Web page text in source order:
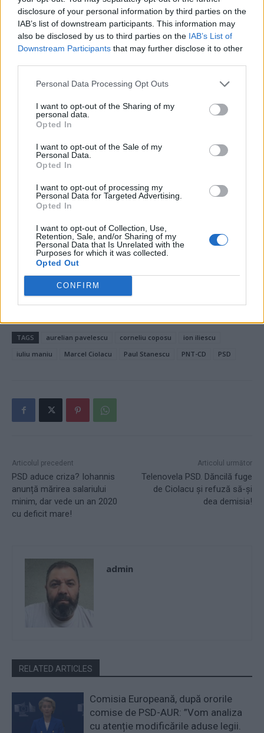
disclosure of your personal information by third parties on the
IAB’s list of downstream participants. This information may
also be disclosed by us to third parties on the IAB’s List of
Downstream Participants that may further disclose it to other
Personal Data Processing Opt Outs
I want to opt-out of the Sharing of my
personal data.
Opted In
I want to opt-out of the Sale of my
Personal Data.
Opted In
I want to opt-out of processing my
Personal Data for Targeted Advertising.
Opted In
I want to opt-out of Collection, Use,
Retention, Sale, and/or Sharing of my
Personal Data that Is Unrelated with the
Purposes for which it was collected.
Opted Out
CONFIRM
Birchall are dovada: Dăncilă a vrut Ordonanța
13, conform mesajelor schimbate de cele două
în februarie 2017
Jaful României prin metoda „Al Capone” şi
după PSD
Un nou „caz Sorina”, în Caraş Severin! Încă o
asistentă maternală blochează, în faţa casei, o
Guvernul PNL distruge conspirația construită
de Dragnea la CEDO împotriva statului român
- Advertisement -
TAGS aurelian pavelescu corneliu coposu
ion iliescu
iuliu maniu
Marcel Ciolacu Paul Stanescu PNT-CD PSD
Articolul precedent
PSD aduce criza? Iohannis
anunță mărirea salariului
minim, dar vede un an 2020
cu deficit mare!
Articolul următor
Telenovela PSD. Dăncilă fuge
de Ciolacu și refuză să-și
dea demisia!
admin
RELATED ARTICLES
Comisia Europeană, după ororile
comise de PSD-AUR: ”Vom analiza
cu atenție modificările aduse legii.